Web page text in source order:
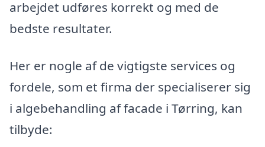
arbejdet udføres korrekt og med de
bedste resultater.
Her er nogle af de vigtigste services og
fordele, som et firma der specialiserer sig
i algebehandling af facade i Tørring, kan
tilbyde: